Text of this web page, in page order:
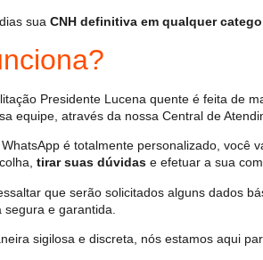
sua CNH definitiva em qualquer
Presidente Lucena quente é feita de
equipe, através da nossa Central de
é totalmente personalizado, você
tirar suas dúvidas e efetuar a sua
que serão solicitados alguns dados
e garantida.
sigilosa e discreta, nós estamos aqui